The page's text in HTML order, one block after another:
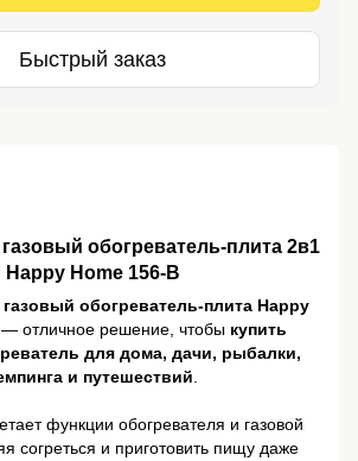
Быстрый заказ
обогреватель-плита 2в1
Happy Home 156-B
газовый обогреватель-плита Happy
отличное решение, чтобы купить
для дома, дачи, рыбалки,
и путешествий
функции обогревателя и газовой
согреться и приготовить пищу даже